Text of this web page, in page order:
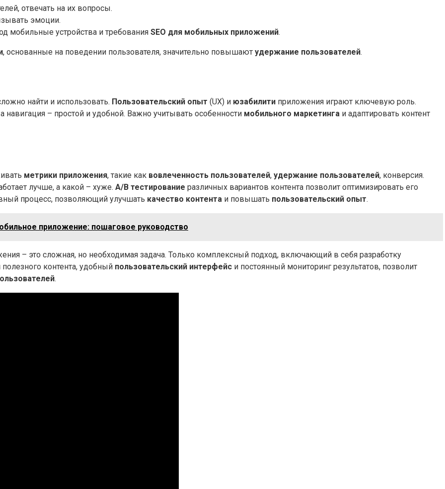
отвечать на их вопросы.
эмоции.
мобильные устройства и требования SEO для мобильных приложений.
, основанные на поведении пользователя, значительно повышают удержание пользователей.
найти и использовать. Пользовательский опыт (UX) и юзабилити приложения играют ключевую роль.
– простой и удобной. Важно учитывать особенности мобильного маркетинга и адаптировать контент
метрики приложения, такие как вовлеченность пользователей, удержание пользователей, конверсия.
лучше, а какой – хуже. A/B тестирование различных вариантов контента позволит оптимизировать его
процесс, позволяющий улучшать качество контента и повышать пользовательский опыт.
приложение: пошаговое руководство
– это сложная, но необходимая задача. Только комплексный подход, включающий в себя разработку
контента, удобный пользовательский интерфейс и постоянный мониторинг результатов, позволит
.